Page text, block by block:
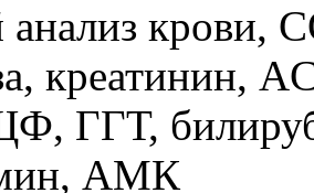
крови,
креатинин,
ГГТ,
АМК